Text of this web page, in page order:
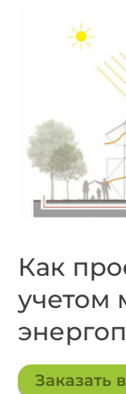
Как
учетом
Заказать